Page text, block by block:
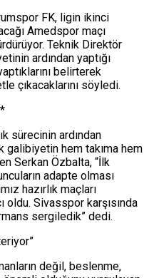
FK, ligin ikinci
Amedspor maçı
Teknik Direktör
ardından yaptığı
belirterek
çıkacaklarını söyledi.
sürecinin ardından
galibiyetin hem takıma hem
Serkan Özbalta, “İlk
adapte olması
hazırlık maçları
oldu. Sivasspor karşısında
sergiledik” dedi.
değil, beslenme,